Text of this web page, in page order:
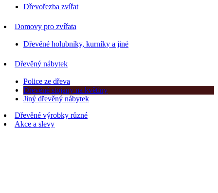
Dřevořezba zvířat
Domovy pro zvířata
Dřevěné holubníky, kurníky a jiné
Dřevěný nábytek
Police ze dřeva
Dřevěné stojany na květiny
Jiný dřevěný nábytek
Dřevěné výrobky různé
Akce a slevy